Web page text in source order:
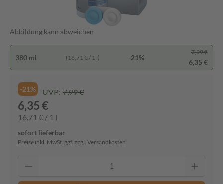
Abbildung kann abweichen
380 ml (16,71 € / 1 l) -21%
7,99 €
6,35 €
-21% UVP: 7,99 €
6,35 €
16,71 € / 1 l
sofort lieferbar
Preise inkl. MwSt. ggf. zzgl. Versandkosten